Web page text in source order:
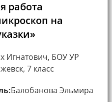
работа
на
Игнатович, БОУ УР
7 класс
Балобанова Эльмира